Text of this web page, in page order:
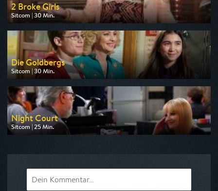
2 Broke Girls
Sitcom | 30 Min.
Ausgestrahlt von Pro 7
am 06.08.2026, 14:35
Die Goldbergs
Sitcom | 30 Min.
Ausgestrahlt von Pro 7
am 08.08.2026, 12:45
Night Court
Sitcom | 25 Min.
Ausgestrahlt von Pro 7